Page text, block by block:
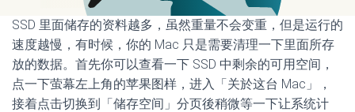
SSD 里面储存的资料越多，虽然重量不会变重，但是运行的
速度越慢，有时候，你的 Mac 只是需要清理一下里面所存
放的数据。首先你可以查看一下 SSD 中剩余的可用空间，
点一下萤幕左上角的苹果图样，进入「关於这台 Mac」，
接着点击切换到「储存空间」分页後稍微等一下让系统计